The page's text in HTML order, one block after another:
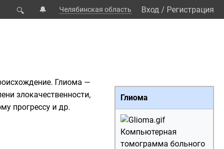
🔍 🔔 Челябинская область Вход / Регистрация
Глиома
Компьютерная
томограмма больного
Глиома —
злокачественности,
прогрессу и др.